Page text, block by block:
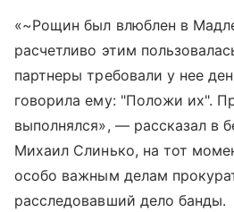
«~Рощин был влюблен в
расчетливо этим
партнеры требовали у нее
говорила ему: "Положи их".
выполнялся», — рассказал в
Михаил Слинько, на тот
особо важным делам
расследовавший дело банды.